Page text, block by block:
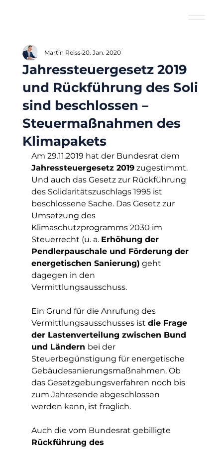
Jahressteuergesetz 2019
und Rückführung des Soli
sind beschlossen –
Steuermaßnahmen des
Klimapakets
Martin Reiss 20. Jan. 2020
Am 29.11.2019 hat der Bundesrat dem
Jahressteuergesetz 2019 zugestimmt.
Und auch das Gesetz zur Rückführung
des Solidaritätszuschlags 1995 ist
beschlossene Sache. Das Gesetz zur
Umsetzung des
Klimaschutzprogramms 2030 im
Steuerrecht (u. a. Erhöhung der
Pendlerpauschale und Förderung der
energetischen Sanierung) geht
dagegen in den
Vermittlungsausschuss.
Ein Grund für die Anrufung des
Vermittlungsausschusses ist die Frage
der Lastenverteilung zwischen Bund
und Ländern bei der
Steuerbegünstigung für energetische
Gebäudesanierungsmaßnahmen. Ob
das Gesetzgebungsverfahren noch bis
zum Jahresende abgeschlossen
werden kann, ist fraglich.
Auch die vom Bundesrat gebilligte
Rückführung des